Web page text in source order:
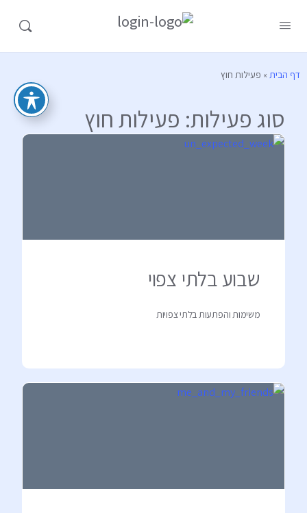
דף הבית» פעילות חוץ
סוג פעילות: פעילות חוץ
שבוע בלתי צפוי
משימות והפתעות בלתי צפויות